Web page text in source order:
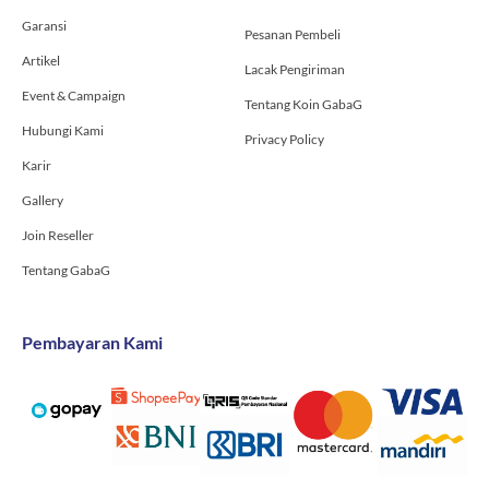
f
Garansi
Artikel
Event & Campaign
Hubungi Kami
Karir
Gallery
Join Reseller
Tentang GabaG
Pesanan Pembeli
Lacak Pengiriman
Tentang Koin GabaG
Privacy Policy
Pembayaran Kami